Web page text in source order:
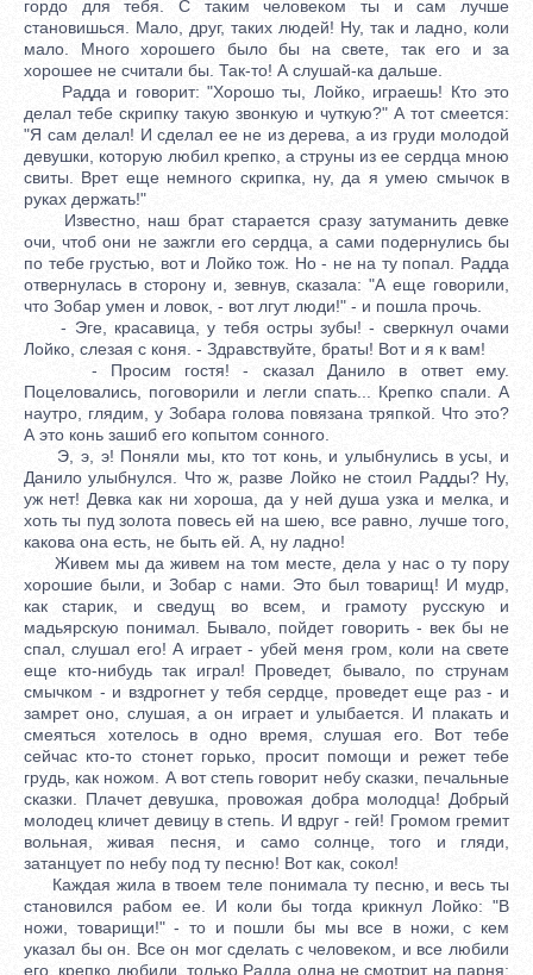
гордо для тебя. С таким человеком ты и сам лучше
становишься. Мало, друг, таких людей! Ну, так и ладно, коли
мало. Много хорошего было бы на свете, так его и за
хорошее не считали бы. Так-то! А слушай-ка дальше.
Радда и говорит: "Хорошо ты, Лойко, играешь! Кто это
делал тебе скрипку такую звонкую и чуткую?" А тот смеется:
"Я сам делал! И сделал ее не из дерева, а из груди молодой
девушки, которую любил крепко, а струны из ее сердца мною
свиты. Врет еще немного скрипка, ну, да я умею смычок в
руках держать!"
Известно, наш брат старается сразу затуманить девке
очи, чтоб они не зажгли его сердца, а сами подернулись бы
по тебе грустью, вот и Лойко тож. Но - не на ту попал. Радда
отвернулась в сторону и, зевнув, сказала: "А еще говорили,
что Зобар умен и ловок, - вот лгут люди!" - и пошла прочь.
- Эге, красавица, у тебя остры зубы! - сверкнул очами
Лойко, слезая с коня. - Здравствуйте, браты! Вот и я к вам!
- Просим гостя! - сказал Данило в ответ ему.
Поцеловались, поговорили и легли спать... Крепко спали. А
наутро, глядим, у Зобара голова повязана тряпкой. Что это?
А это конь зашиб его копытом сонного.
Э, э, э! Поняли мы, кто тот конь, и улыбнулись в усы, и
Данило улыбнулся. Что ж, разве Лойко не стоил Радды? Ну,
уж нет! Девка как ни хороша, да у ней душа узка и мелка, и
хоть ты пуд золота повесь ей на шею, все равно, лучше того,
какова она есть, не быть ей. А, ну ладно!
Живем мы да живем на том месте, дела у нас о ту пору
хорошие были, и Зобар с нами. Это был товарищ! И мудр,
как старик, и сведущ во всем, и грамоту русскую и
мадьярскую понимал. Бывало, пойдет говорить - век бы не
спал, слушал его! А играет - убей меня гром, коли на свете
еще кто-нибудь так играл! Проведет, бывало, по струнам
смычком - и вздрогнет у тебя сердце, проведет еще раз - и
замрет оно, слушая, а он играет и улыбается. И плакать и
смеяться хотелось в одно время, слушая его. Вот тебе
сейчас кто-то стонет горько, просит помощи и режет тебе
грудь, как ножом. А вот степь говорит небу сказки, печальные
сказки. Плачет девушка, провожая добра молодца! Добрый
молодец кличет девицу в степь. И вдруг - гей! Громом гремит
вольная, живая песня, и само солнце, того и гляди,
затанцует по небу под ту песню! Вот как, сокол!
Каждая жила в твоем теле понимала ту песню, и весь ты
становился рабом ее. И коли бы тогда крикнул Лойко: "В
ножи, товарищи!" - то и пошли бы мы все в ножи, с кем
указал бы он. Все он мог сделать с человеком, и все любили
его, крепко любили, только Радда одна не смотрит на парня;